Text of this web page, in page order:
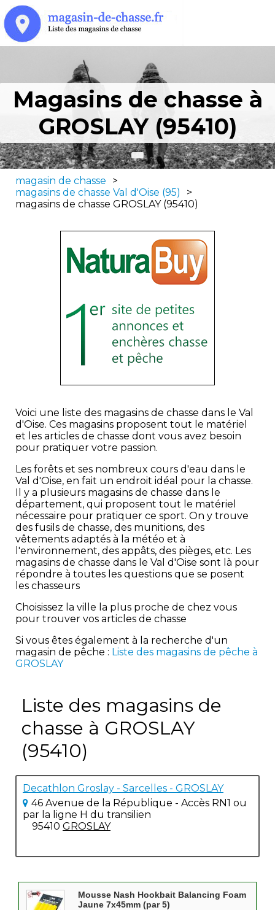
Magasins de chasse à
GROSLAY (95410)
magasin de chasse
>
magasins de chasse Val d'Oise (95)
>
magasins de chasse GROSLAY (95410)
Voici une liste des magasins de chasse dans le Val
d'Oise. Ces magasins proposent tout le matériel
et les articles de chasse dont vous avez besoin
pour pratiquer votre passion.
Les forêts et ses nombreux cours d'eau dans le
Val d'Oise, en fait un endroit idéal pour la chasse.
Il y a plusieurs magasins de chasse dans le
département, qui proposent tout le matériel
nécessaire pour pratiquer ce sport. On y trouve
des fusils de chasse, des munitions, des
vêtements adaptés à la météo et à
l'environnement, des appâts, des pièges, etc. Les
magasins de chasse dans le Val d'Oise sont là pour
répondre à toutes les questions que se posent
les chasseurs
Choisissez la ville la plus proche de chez vous
pour trouver vos articles de chasse
Si vous êtes également à la recherche d'un
magasin de pêche : Liste des magasins de pêche à
GROSLAY
Liste des magasins de
chasse à GROSLAY
(95410)
Decathlon Groslay - Sarcelles - GROSLAY
46 Avenue de la République - Accès RN1 ou
par la ligne H du transilien
95410 GROSLAY
Mousse Nash Hookbait Balancing Foam
Jaune 7x45mm (par 5)